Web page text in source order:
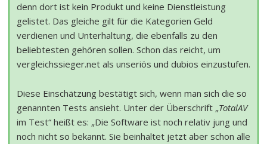
denn dort ist kein Produkt und keine Dienstleistung
gelistet. Das gleiche gilt für die Kategorien Geld
verdienen und Unterhaltung, die ebenfalls zu den
beliebtesten gehören sollen. Schon das reicht, um
vergleichssieger.net als unseriös und dubios einzustufen.
Diese Einschätzung bestätigt sich, wenn man sich die so
genannten Tests ansieht. Unter der Überschrift „TotalAV
im Test“ heißt es: „Die Software ist noch relativ jung und
noch nicht so bekannt. Sie beinhaltet jetzt aber schon alle